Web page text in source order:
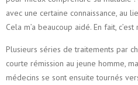
avec une certaine connaissance, au
Cela m’a beaucoup aidé. En fait,
Plusieurs séries de traitements par
courte rémission au jeune homme,
médecins se sont ensuite tournés